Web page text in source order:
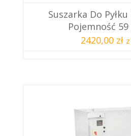
Suszarka Do
Pojemność
2420,00 zł